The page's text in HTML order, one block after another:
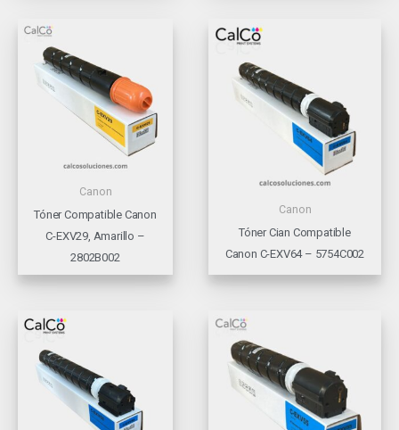
Canon
Tóner Compatible Canon
C-EXV29, Amarillo –
2802B002
Canon
Tóner Cian Compatible
Canon C-EXV64 – 5754C002